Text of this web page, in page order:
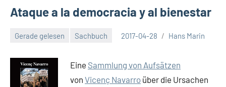
Ataque a la democracia y al bienestar
Gerade gelesen Sachbuch 2017-04-28 Hans Marin
Eine Sammlung von Aufsätzen
von Vicenç Navarro über die Ursachen